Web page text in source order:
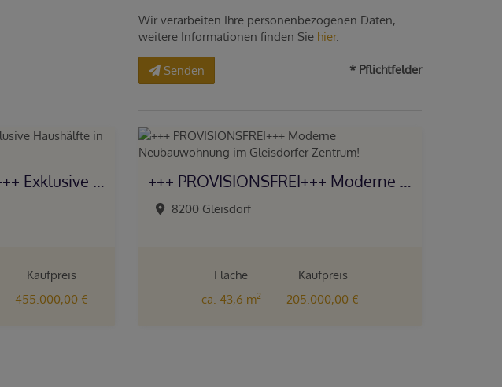
Wir verarbeiten Ihre personenbezogenen Daten,
weitere Informationen finden Sie hier.
Senden * Pflichtfelder
Kaufpreis
455.000,00 €
8200 Gleisdorf
Fläche
ca. 43,6 m2
Kaufpreis
205.000,00 €